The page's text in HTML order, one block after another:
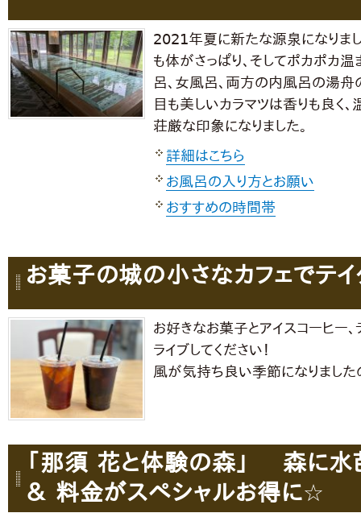
2021年夏に新たな源泉になりまし
も体がさっぱり、そしてポカポカ
呂、女風呂、両方の内風呂の湯舟
目も美しいカラマツは香りも良く
荘厳な印象になりました。
詳細はこちら
お風呂の入り方とお願い
おすすめの時間帯
お菓子の城の小さなカフェでテ
お好きなお菓子とアイスコーヒー
ライブしてください！
風が気持ち良い季節になりましたの
「那須 花と体験の森」 森に水
＆ 料金がスペシャルお得に☆